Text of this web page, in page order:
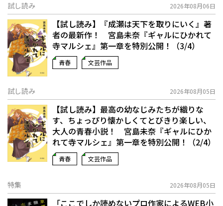
試し読み 2026年08月06日
【試し読み】『成瀬は天下を取りにいく』著
者の最新作！ 宮島未奈『ギャルにひかれて
寺マルシェ』第一章を特別公開！（3/4）
青春 文芸作品
試し読み 2026年08月05日
【試し読み】最高の幼なじみたちが織りな
す、ちょっぴり懐かしくてとびきり楽しい、
大人の青春小説！ 宮島未奈『ギャルにひか
れて寺マルシェ』第一章を特別公開！（2/4）
青春 文芸作品
特集 2026年08月05日
「ここでしか読めないプロ作家によるWEB小